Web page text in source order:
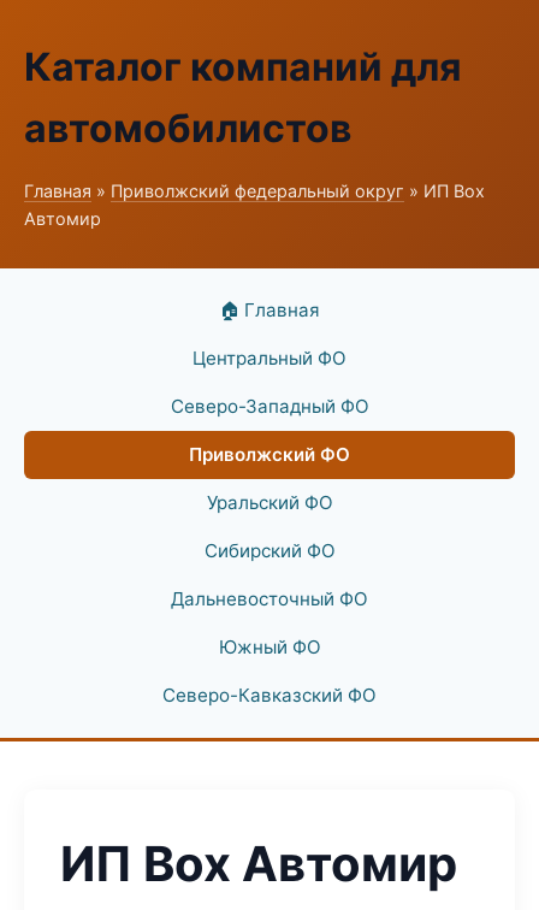
Каталог компаний для
автомобилистов
Главная » Приволжский федеральный округ » ИП Box
Автомир
🏠 Главная
Центральный ФО
Северо-Западный ФО
Приволжский ФО
Уральский ФО
Сибирский ФО
Дальневосточный ФО
Южный ФО
Северо-Кавказский ФО
ИП Box Автомир